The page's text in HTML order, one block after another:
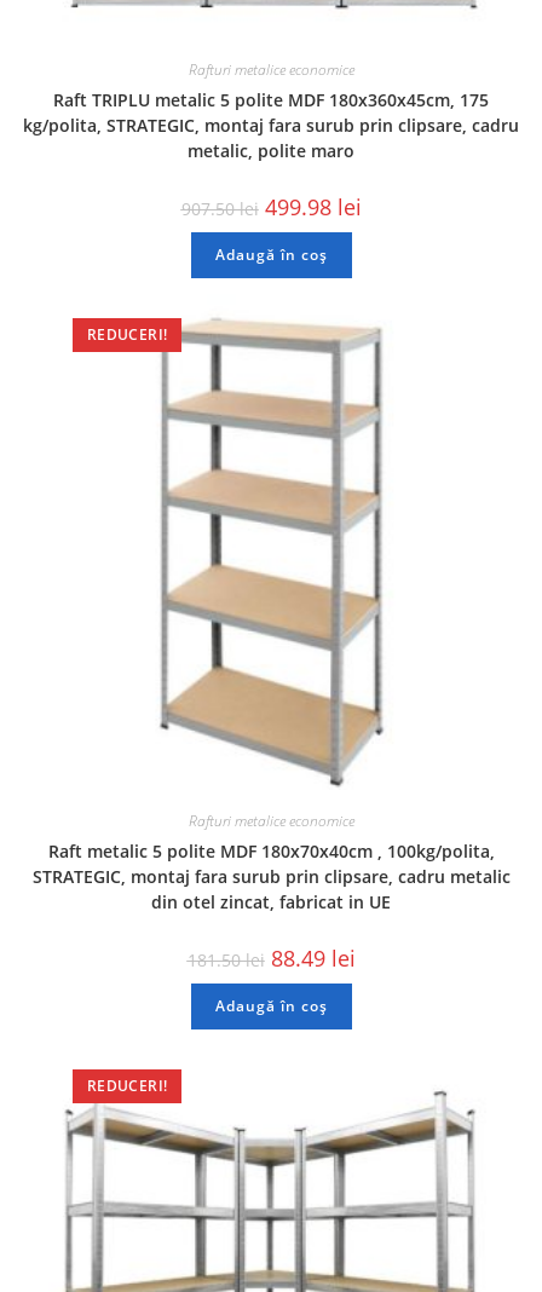
Rafturi metalice economice
Raft TRIPLU metalic 5 polite MDF 180x360x45cm, 175
kg/polita, STRATEGIC, montaj fara surub prin clipsare, cadru
metalic, polite maro
907.50lei 499.98 lei
Adaugă în coș
REDUCERI!
Rafturi metalice economice
Raft metalic 5 polite MDF 180x70x40cm , 100kg/polita,
STRATEGIC, montaj fara surub prin clipsare, cadru metalic
din otel zincat, fabricat in UE
181.50lei 88.49 lei
Adaugă în coș
REDUCERI!